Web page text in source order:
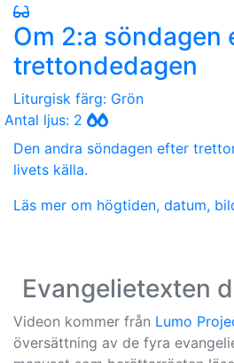
Om 2:a söndagen
trettondedagen
Liturgisk färg: Grön
Antal ljus: 2
Den andra söndagen efter
livets källa.
Läs mer om högtiden, datum,
Evangelietexten
Videon kommer från Lumo
översättning av de fyra